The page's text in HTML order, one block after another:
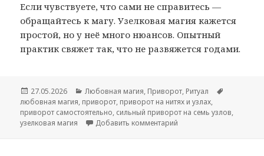
Если чувствуете, что сами не справитесь —
обращайтесь к магу. Узелковая магия кажется
простой, но у неё много нюансов. Опытный
практик свяжет так, что не развяжется годами.
Опубликовано
27.05.2026 Рубрики
Любовная магия, Приворот, Ритуал
любовная магия, приворот, приворот на нитях и узлах,
приворот самостоятельно, сильный приворот на семь узлов,
узелковая магия
Добавить комментарий